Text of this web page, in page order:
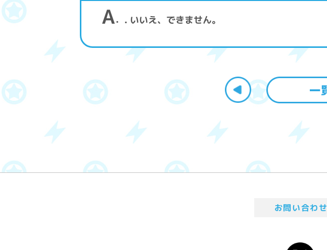
A . いいえ、できません。
お問い合わせ